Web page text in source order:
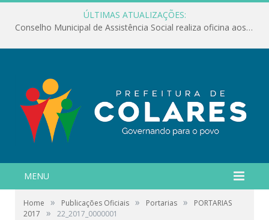
ÚLTIMAS ATUALIZAÇÕES:
Conselho Municipal de Assistência Social realiza oficina aos servidores
MENU
Home » Publicações Oficiais » Portarias »
PORTARIAS
2017
» 22_2017_0000001